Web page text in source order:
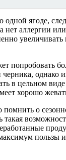
одной ягоде,
нет аллергии
попробовать
однако
в цельном
хорошо
о
такая
пользы